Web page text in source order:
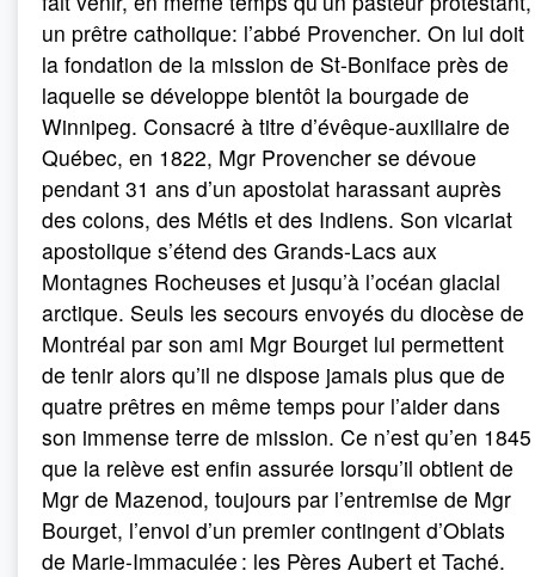
un prêtre catholique: l’abbé Provencher. On lui doit
la fondation de la mission de St-Boniface près de
laquelle se développe bientôt la bourgade de
Winnipeg. Consacré à titre d’évêque-auxiliaire de
Québec, en 1822, Mgr Provencher se dévoue
pendant 31 ans d’un apostolat harassant auprès
des colons, des Métis et des Indiens. Son vicariat
apostolique s’étend des Grands-Lacs aux
Montagnes Rocheuses et jusqu’à l’océan glacial
arctique. Seuls les secours envoyés du diocèse de
Montréal par son ami Mgr Bourget lui permettent
de tenir alors qu’il ne dispose jamais plus que de
quatre prêtres en même temps pour l’aider dans
son immense terre de mission. Ce n’est qu’en 1845
que la relève est enfin assurée lorsqu’il obtient de
Mgr de Mazenod, toujours par l’entremise de Mgr
Bourget, l’envoi d’un premier contingent d’Oblats
de Marie-Immaculée : les Pères Aubert et Taché.